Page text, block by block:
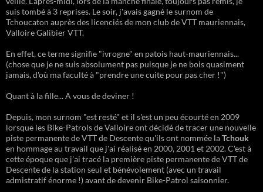
suis tombé à 3 reprises. Le soir, j'avais gagné le surnom de
Tchoucaton auprès des licenciés de mon club de VTT mauriennais,
Valloire Galibier VTT.
En effet, ce terme signifie "ivrogne" en patois haut-mauriennais...
(chose que je ne suis absolument pas puisque je ne bois quasiment
jamais, d'où ma faculté à "prendre une cuite pour pas cher !")
Quant à la fille... A vous de deviner !
Depuis, mon surnom "est resté" et il s'est un peu écourté en 2009
lorsque les Bike-Patrols de Valloire ont décidé de tracer une nouvelle
piste permanente de VTT de Descente qu'ils ont nommée laTchouk
en hommage au travail que j'ai réalisé en 2000, 2001 et 2002. C'est à
cette époque que j'ai tracé la première piste permanente de VTT de
Descente de la station seul et bénévolement (avec un travail
admistratif énorme !) avant de devenir Bike-Patrol saisonnier.